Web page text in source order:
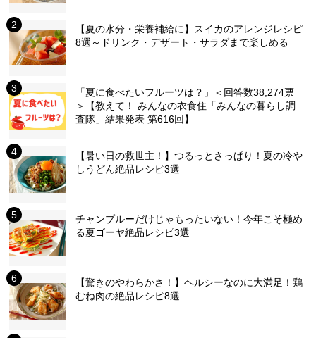
【夏の水分・栄養補給に】スイカのアレンジレシピ
8選～ドリンク・デザート・サラダまで楽しめる
「夏に食べたいフルーツは？」＜回答数38,274票
＞【教えて！ みんなの衣食住「みんなの暮らし調
査隊」結果発表 第616回】
【暑い日の救世主！】つるっとさっぱり！夏の冷や
しうどん絶品レシピ3選
チャンプルーだけじゃもったいない！今年こそ極め
る夏ゴーヤ絶品レシピ3選
【驚きのやわらかさ！】ヘルシーなのに大満足！鶏
むね肉の絶品レシピ8選